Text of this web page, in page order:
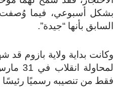
بشكل أسبوعي، فيما وُصفت
السابق بأنها “جيدة”.
وكانت بداية ولاية بازوم قد
فقط من تنصيبه رسميًا رئيسًا